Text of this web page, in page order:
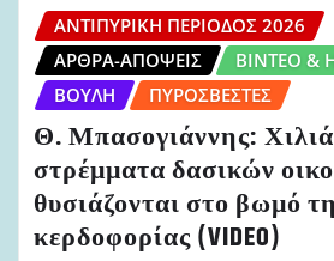
ΑΝΤΙΠΥΡΙΚΉ ΠΕΡΊΟΔΟΣ 2026
ΆΡΘΡΑ-ΑΠΌΨΕΙΣ
ΒΊΝΤΕΟ &
ΒΟΥΛΉ
ΠΥΡΟΣΒΈΣΤΕΣ
Θ. Μπασογιάννης:
στρέμματα δασικών
θυσιάζονται στο βωμό
κερδοφορίας (VIDEO)